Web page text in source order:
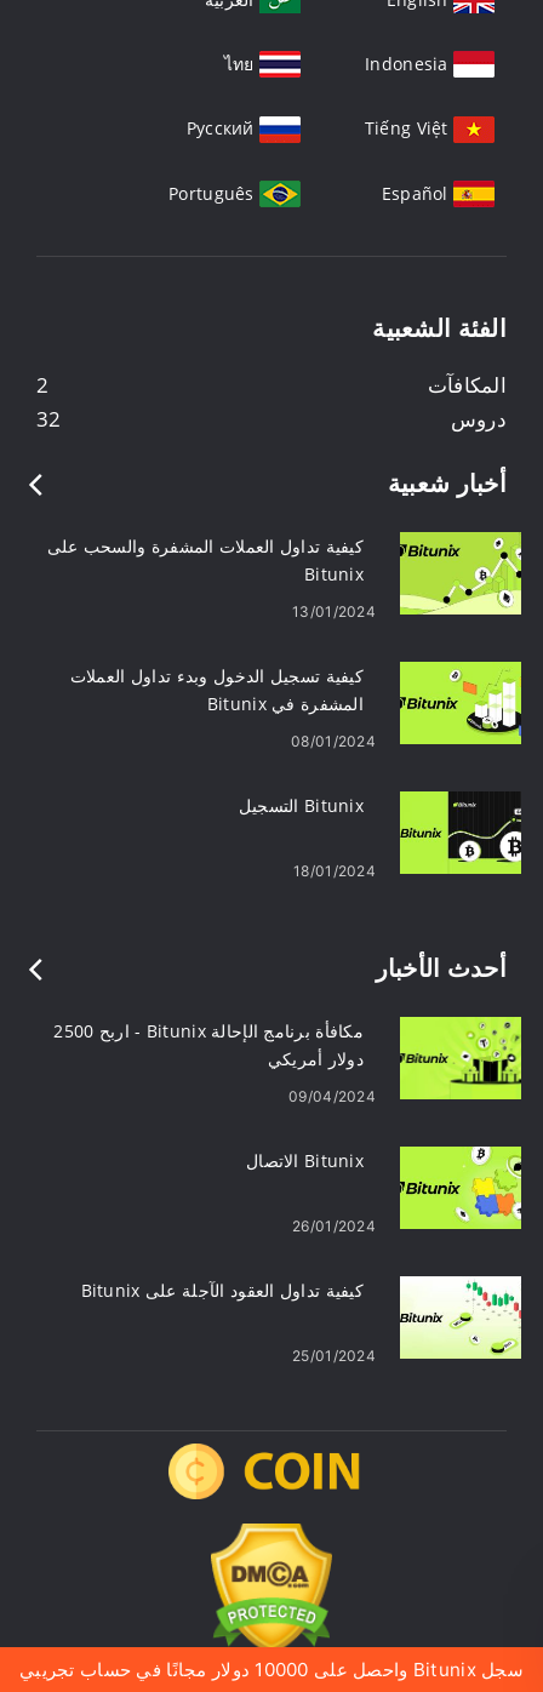
Indonesia
ไทย
Tiếng Việt
Русский
Español
Português
الفئة الشعبية
2
المكافآت
32
دروس
أخبار شعبية
كيفية تداول العملات المشفرة والسحب على
Bitunix
13/01/2024
كيفية تسجيل الدخول وبدء تداول العملات
المشفرة في Bitunix
08/01/2024
Bitunix التسجيل
18/01/2024
أحدث الأخبار
مكافأة برنامج الإحالة Bitunix - اربح 2500
دولار أمريكي
09/04/2024
Bitunix الاتصال
26/01/2024
كيفية تداول العقود الآجلة على Bitunix
25/01/2024
سجل Bitunix واحصل على 10000 دولار مجانًا في حساب تجريبي